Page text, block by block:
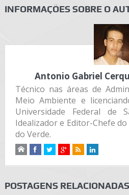
INFORMAÇÕES SOBRE O
Antonio Gabriel
Técnico nas áreas de
Meio Ambiente e
Universidade Federal de
Idealizador e Editor-Chefe
do Verde.
POSTAGENS RELACIONADAS